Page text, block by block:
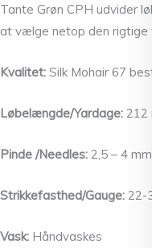
Tante Grøn CPH udvider
at vælge netop den rigtige
Kvalitet: Silk Mohair 67
Løbelængde/Yardage: 212
Pinde /Needles: 2,5 – 4 mm
Strikkefasthed/Gauge: 22-
Vask: Håndvaskes